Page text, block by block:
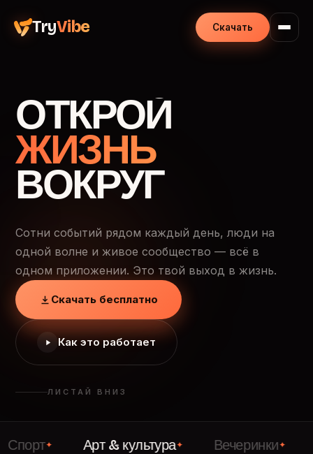
TryVibe Скачать
ОТКРОЙ
ЖИЗНЬ
ВОКРУГ
Сотни событий рядом каждый день, люди на
одной волне и живое сообщество — всё в
одном приложении. Это твой выход в жизнь.
Скачать бесплатно
Как это работает
ЛИСТАЙ ВНИЗ
Арт & культура✦ Вечеринки✦